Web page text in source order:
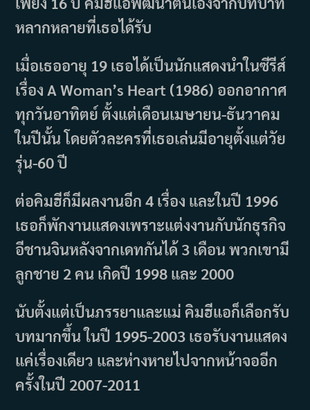
หลากหลายที่เธอได้รับ
เมื่อเธออายุ 19 เธอได้เป็นนักแสดงนำในซีรีส์
เรื่อง A Woman’s Heart (1986) ออกอากาศ
ทุกวันอาทิตย์ ตั้งแต่เดือนเมษายน-ธันวาคม
ในปีนั้น โดยตัวละครที่เธอเล่นมีอายุตั้งแต่วัย
รุ่น-60 ปี
ต่อคิมฮีก็มีผลงานอีก 4 เรื่อง และในปี 1996
เธอก็พักงานแสดงเพราะแต่งงานกับนักธุรกิจ
อีชานจินหลังจากเดทกันได้ 3 เดือน พวกเขามี
ลูกชาย 2 คน เกิดปี 1998 และ 2000
นับตั้งแต่เป็นภรรยาและแม่ คิมฮีแอก็เลือกรับ
บทมากขึ้น ในปี 1995-2003 เธอรับงานแสดง
แค่เรื่องเดียว และห่างหายไปจากหน้าจออีก
ครั้งในปี 2007-2011